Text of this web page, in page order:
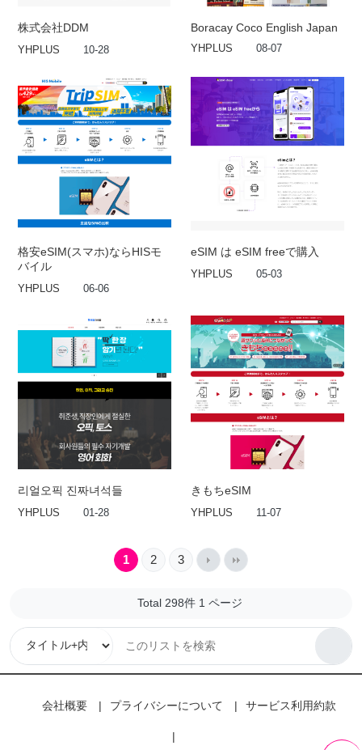
株式会社DDM
YHPLUS 10-28
Boracay Coco English Japan
YHPLUS 08-07
格安eSIM(スマホ)ならHISモ
バイル
YHPLUS 06-06
eSIM は eSIM freeで購入
YHPLUS 05-03
리얼오픽 진짜녀석들
YHPLUS 01-28
きもちeSIM
YHPLUS 11-07
1 2 3
Total 298件1 ページ
会社概要 プライバシーについて サービス利用約款